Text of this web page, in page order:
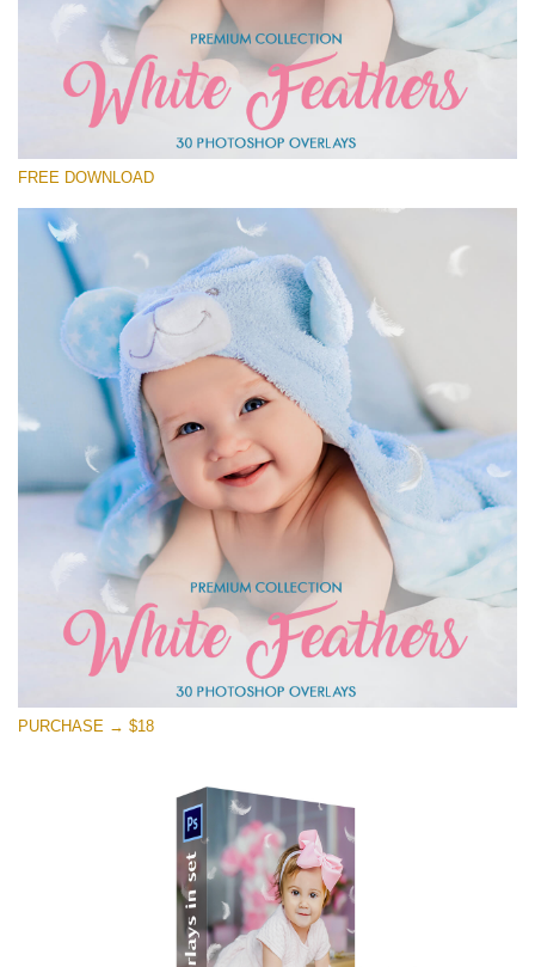
Free Feather Overlay #1
Small 800*600px
White Feathers
(30 Overlays)
Fairy Tale (344 Overlays)
Large 6000*4000px
Entire Collection
(1783 Overlays)
Large 6000*4000px
Download Gratuito
FREE DOWNLOAD
PURCHASE → $18